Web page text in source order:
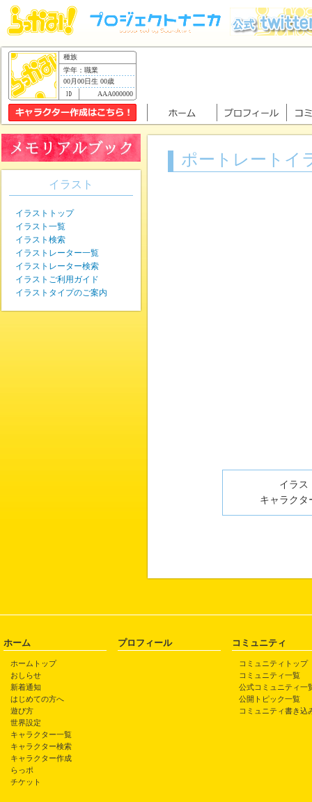
種族
学年：職業
00月00日生 00歳
AAA000000
ポートレートイ
イラス
キャラクタ
イラスト
イラストトップ
イラスト一覧
イラスト検索
イラストレーター一覧
イラストレーター検索
イラストご利用ガイド
イラストタイプのご案内
ホーム
ホームトップ
おしらせ
新着通知
はじめての方へ
遊び方
世界設定
キャラクター一覧
キャラクター検索
キャラクター作成
らっポ
チケット
プロフィール コミュニティ
コミュニティトップ
コミュニティ一覧
公式コミュニティ一
公開トピック一覧
コミュニティ書き込